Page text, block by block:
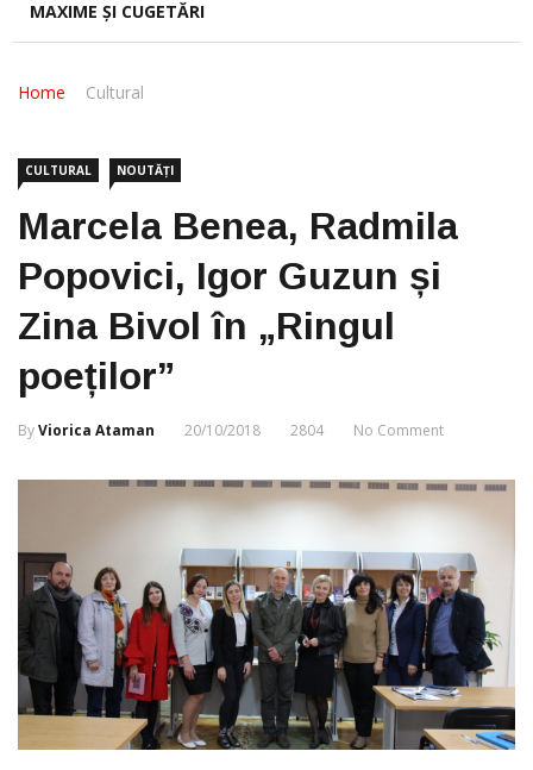
MAXIME ȘI CUGETĂRI
Home Cultural
CULTURAL NOUTĂȚI
Marcela Benea, Radmila
Popovici, Igor Guzun și
Zina Bivol în „Ringul
poeților”
ByViorica Ataman 20/10/2018 2804 No Comment